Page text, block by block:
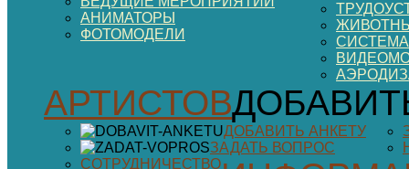
АНИМАТОРЫ
ФОТОМОДЕЛИ
АРТИСТОВ
ДОБАВИТЬ АНКЕТУ
ЗАДАТЬ ВОПРОС
СОТРУДНИЧЕСТВО